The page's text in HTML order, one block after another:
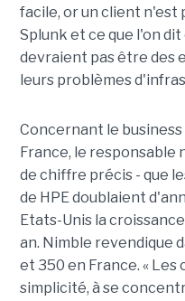
facile, or un client
Splunk et ce que l'on
devraient pas être des
leurs problèmes
Concernant le
France, le responsable
de chiffre précis - que
de HPE doublaient
Etats-Unis la
an. Nimble revendique
et 350 en France. «
simplicité, à se